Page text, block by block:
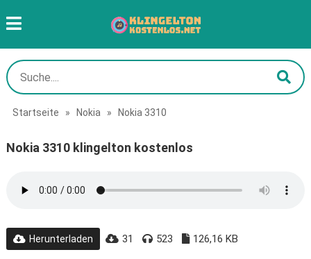
Startseite » Nokia » Nokia 3310
Nokia 3310 klingelton kostenlos
Herunterladen 31 523 126,16 KB